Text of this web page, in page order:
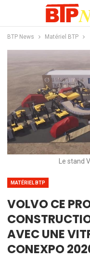
BTP News Matériel BTP
Le stand
MATÉRIEL BTP
VOLVO CE
AVEC UNE
CONEXPO